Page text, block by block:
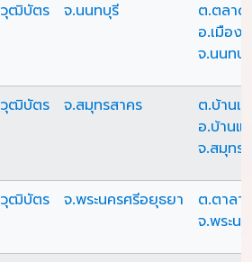
วุฒิบัตร จ.นนทบุรี
ต.ตลา
อ.เมือง
จ.นนทบุรี
วุฒิบัตร จ.สมุทรสาคร
ต.บ้านแ
อ.บ้านแ
จ.สมุทร
วุฒิบัตร จ.พระนครศรีอยุธยา
ต.ตาลา
จ.พระน